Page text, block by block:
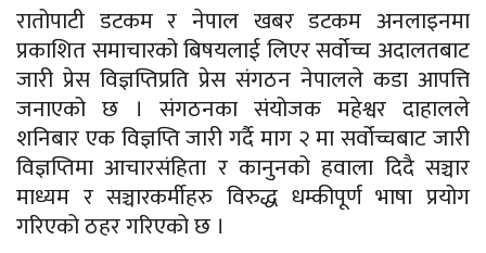
रातोपाटी डटकम र नेपाल खबर डटकम अनलाइनमा
प्रकाशित समाचारको बिषयलाई लिएर सर्वोच्च अदालतबाट
जारी प्रेस विज्ञप्तिप्रति प्रेस संगठन नेपालले कडा आपत्ति
जनाएको छ । संगठनका संयोजक महेश्वर दाहालले
शनिबार एक विज्ञप्ति जारी गर्दै माग २ मा सर्वोच्चबाट जारी
विज्ञप्तिमा आचारसंहिता र कानुनको हवाला दिदै सञ्चार
माध्यम र सञ्चारकर्मीहरु विरुद्ध धम्कीपूर्ण भाषा प्रयोग
गरिएको ठहर गरिएको छ ।